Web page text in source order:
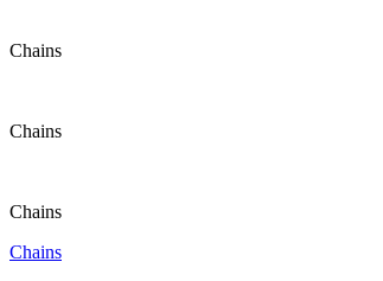
Chains
Chains
Chains
Chains